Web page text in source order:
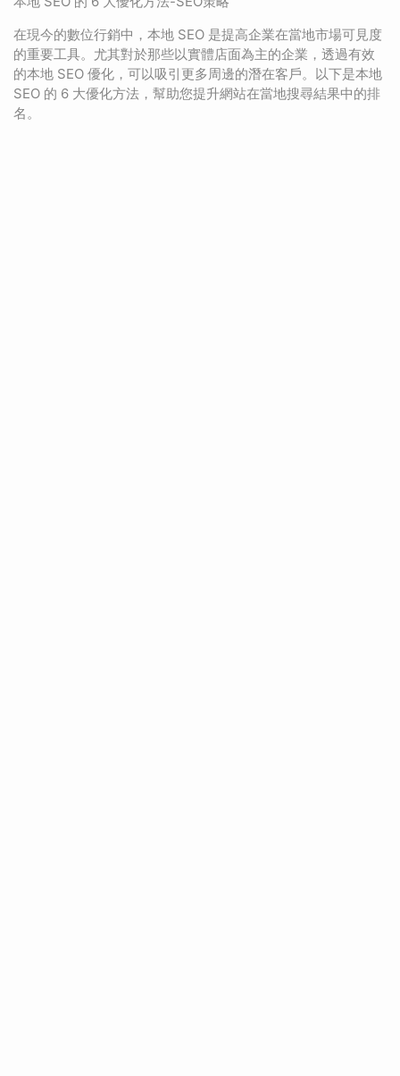
在現今的數位行銷中，本地 SEO 是提高企業在當地市場可見度
的重要工具。尤其對於那些以實體店面為主的企業，透過有效
的本地 SEO 優化，可以吸引更多周邊的潛在客戶。以下是本地
SEO 的 6 大優化方法，幫助您提升網站在當地搜尋結果中的排
名。